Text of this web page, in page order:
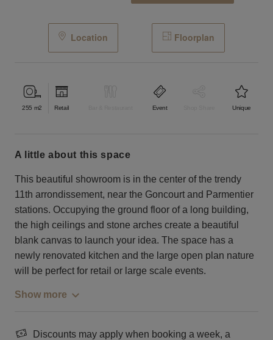
Location Floorplan
255 m2 Retail Event Unique
a little about this space
This beautiful showroom is in the center of the trendy
11th arrondissement, near the Goncourt and Parmentier
stations. Occupying the ground floor of a long building,
the high ceilings and stone arches create a beautiful
blank canvas to launch your idea. The space has a
newly renovated kitchen and the large open plan nature
will be perfect for retail or large scale events.
Show more
Discounts may apply when booking a week, a